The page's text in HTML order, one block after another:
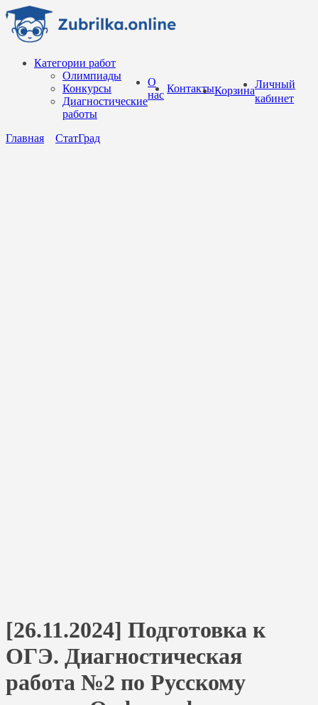
Перейти
содержанию
Категории работ
Олимпиады
Конкурсы
Диагностические
работы
О
нас
КонтактыКорзина
Личный
кабинет
Главная СтатГрад
[26.11.2024] Подготовка к
ОГЭ. Диагностическая
работа №2 по Русскому